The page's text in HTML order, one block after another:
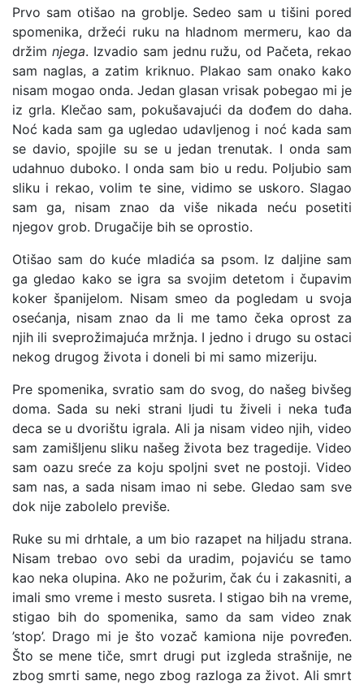
Prvo sam otišao na groblje. Sedeo sam u tišini pored
spomenika, držeći ruku na hladnom mermeru, kao da
držim njega. Izvadio sam jednu ružu, od Pačeta, rekao
sam naglas, a zatim kriknuo. Plakao sam onako kako
nisam mogao onda. Jedan glasan vrisak pobegao mi je
iz grla. Klečao sam, pokušavajući da dođem do daha.
Noć kada sam ga ugledao udavljenog i noć kada sam
se davio, spojile su se u jedan trenutak. I onda sam
udahnuo duboko. I onda sam bio u redu. Poljubio sam
sliku i rekao, volim te sine, vidimo se uskoro. Slagao
sam ga, nisam znao da više nikada neću posetiti
njegov grob. Drugačije bih se oprostio.
Otišao sam do kuće mladića sa psom. Iz daljine sam
ga gledao kako se igra sa svojim detetom i čupavim
koker španijelom. Nisam smeo da pogledam u svoja
osećanja, nisam znao da li me tamo čeka oprost za
njih ili sveprožimajuća mržnja. I jedno i drugo su ostaci
nekog drugog života i doneli bi mi samo mizeriju.
Pre spomenika, svratio sam do svog, do našeg bivšeg
doma. Sada su neki strani ljudi tu živeli i neka tuđa
deca se u dvorištu igrala. Ali ja nisam video njih, video
sam zamišljenu sliku našeg života bez tragedije. Video
sam oazu sreće za koju spoljni svet ne postoji. Video
sam nas, a sada nisam imao ni sebe. Gledao sam sve
dok nije zabolelo previše.
Ruke su mi drhtale, a um bio razapet na hiljadu strana.
Nisam trebao ovo sebi da uradim, pojaviću se tamo
kao neka olupina. Ako ne požurim, čak ću i zakasniti, a
imali smo vreme i mesto susreta. I stigao bih na vreme,
stigao bih do spomenika, samo da sam video znak
’stop’. Drago mi je što vozač kamiona nije povređen.
Što se mene tiče, smrt drugi put izgleda strašnije, ne
zbog smrti same, nego zbog razloga za život. Ali smrt